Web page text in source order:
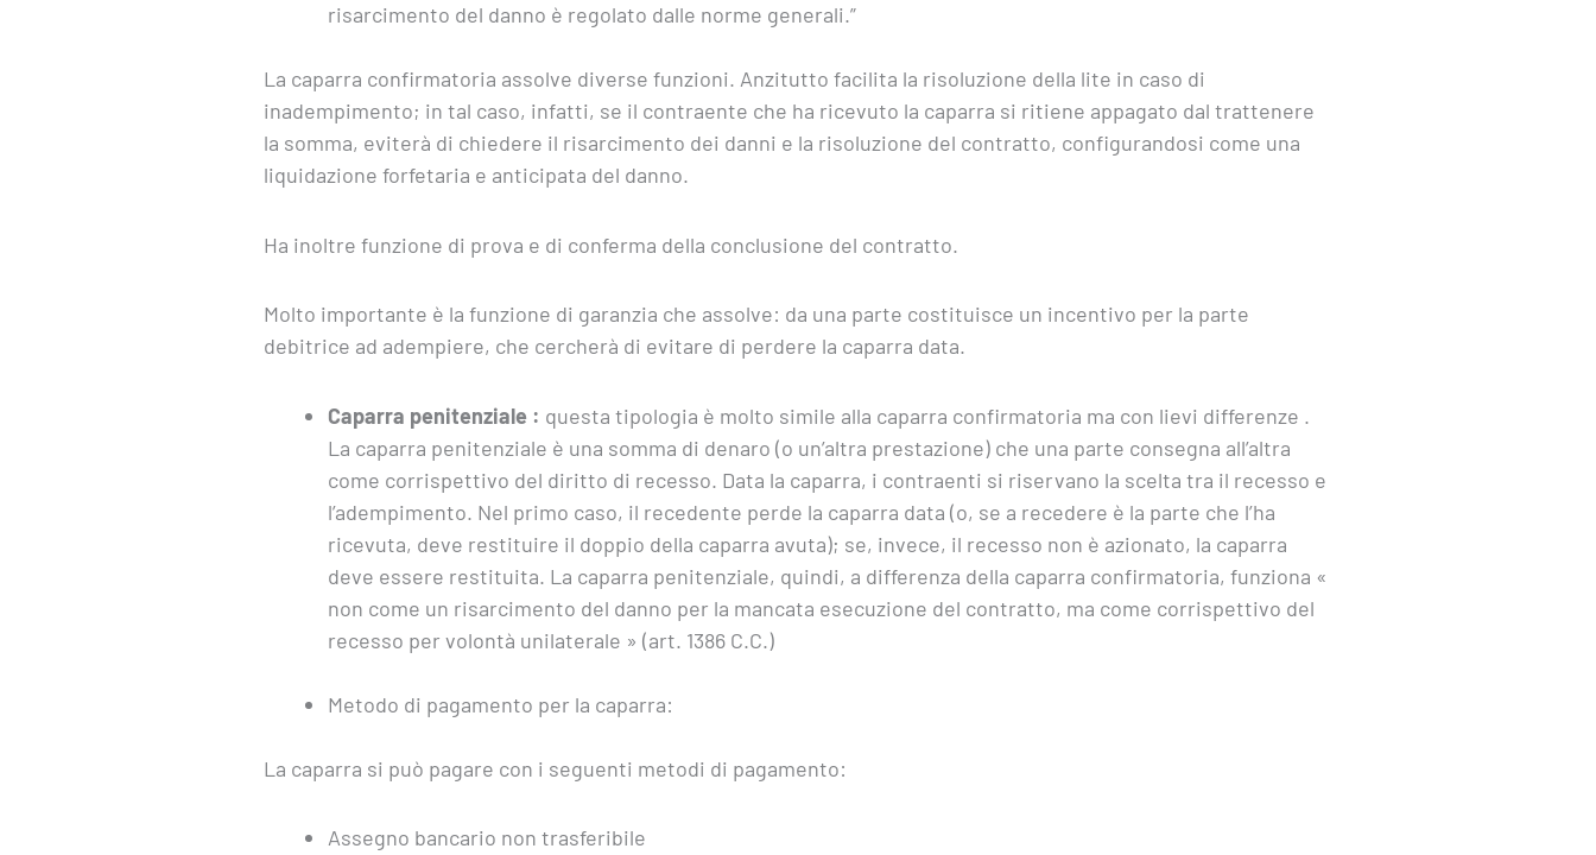
risarcimento del danno è regolato dalle norme generali.”
La caparra confirmatoria assolve diverse funzioni. Anzitutto facilita la risoluzione della lite in caso di
inadempimento; in tal caso, infatti, se il contraente che ha ricevuto la caparra si ritiene appagato dal trattenere
la somma, eviterà di chiedere il risarcimento dei danni e la risoluzione del contratto, configurandosi come una
liquidazione forfetaria e anticipata del danno.
Ha inoltre funzione di prova e di conferma della conclusione del contratto.
Molto importante è la funzione di garanzia che assolve: da una parte costituisce un incentivo per la parte
debitrice ad adempiere, che cercherà di evitare di perdere la caparra data.
Caparra penitenziale : questa tipologia è molto simile alla caparra confirmatoria ma con lievi differenze .
La caparra penitenziale è una somma di denaro (o un’altra prestazione) che una parte consegna all’altra
come corrispettivo del diritto di recesso. Data la caparra, i contraenti si riservano la scelta tra il recesso e
l’adempimento. Nel primo caso, il recedente perde la caparra data (o, se a recedere è la parte che l’ha
ricevuta, deve restituire il doppio della caparra avuta); se, invece, il recesso non è azionato, la caparra
deve essere restituita. La caparra penitenziale, quindi, a differenza della caparra confirmatoria, funziona «
non come un risarcimento del danno per la mancata esecuzione del contratto, ma come corrispettivo del
recesso per volontà unilaterale » (art. 1386 C.C.)
Metodo di pagamento per la caparra:
La caparra si può pagare con i seguenti metodi di pagamento:
Assegno bancario non trasferibile